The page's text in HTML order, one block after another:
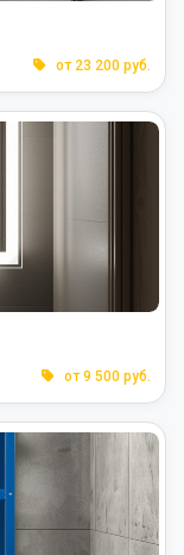
от 23 200 руб.
от 9 500 руб.